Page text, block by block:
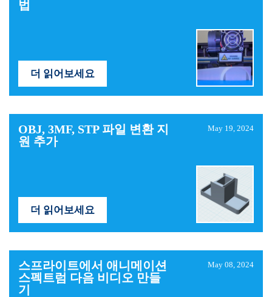
법
더 읽어보세요
OBJ, 3MF, STP 파일 변환 지
원 추가
May 19, 2024
더 읽어보세요
스프라이트에서 애니메이션
스펙트럼 다음 비디오 만들
기
May 08, 2024